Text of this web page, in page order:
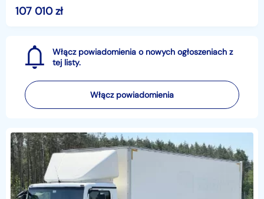
udokumentowane pełną książką serwisową! DMC 11990 kg ,
107 010zł
Włącz powiadomienia o nowych ogłoszeniach z
tej listy.
Włącz powiadomienia